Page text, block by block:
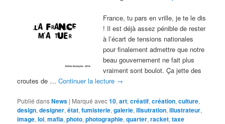
France, tu pars en vrille, je te le dis
! Il est déjà assez pénible de rester
à l’écart de tensions nationales
pour finalement admettre que notre
beau gouvernement ne fait plus
vraiment sont boulot. Ça jette des
croutes de …Continuer la lecture →
Publié dansNews | Marqué avec10,art,créatif,création,culture,
design,designer,état,fumisterie,galerie,illsutration,illustrateur,
image,loi,mafia,photo,photographie,quarter,racket,taxe